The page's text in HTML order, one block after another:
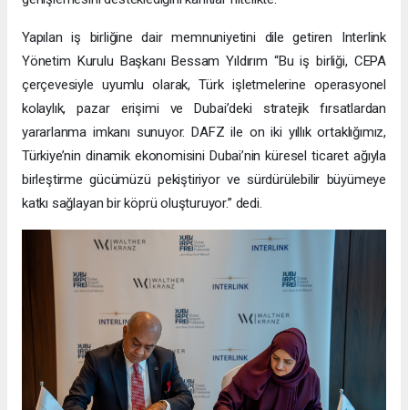
Yapılan iş birliğine dair memnuniyetini dile getiren Interlink
Yönetim Kurulu Başkanı Bessam Yıldırım “Bu iş birliği, CEPA
çerçevesiyle uyumlu olarak, Türk işletmelerine operasyonel
kolaylık, pazar erişimi ve Dubai’deki stratejik fırsatlardan
yararlanma imkanı sunuyor. DAFZ ile on iki yıllık ortaklığımız,
Türkiye’nin dinamik ekonomisini Dubai’nin küresel ticaret ağıyla
birleştirme gücümüzü pekiştiriyor ve sürdürülebilir büyümeye
katkı sağlayan bir köprü oluşturuyor.” dedi.